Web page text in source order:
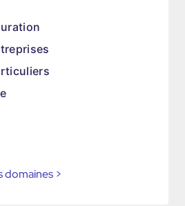
domaines >